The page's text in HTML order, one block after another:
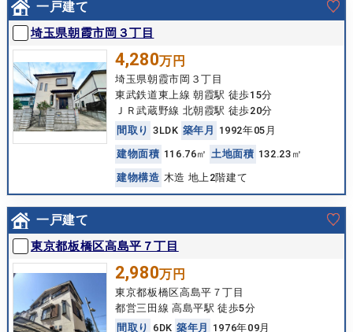
一戸建て
埼玉県朝霞市岡３丁目
4,280万円
埼玉県朝霞市岡３丁目
東武鉄道東上線 朝霞駅 徒歩15分
ＪＲ武蔵野線 北朝霞駅 徒歩20分
間 取 り 3LDK 築年 月
1992年05月
建物面積 116.76㎡ 土地面積 132.23㎡
建物構造 木造 地上2階建て
一戸建て
東京都板橋区高島平７丁目
2,980万円
東京都板橋区高島平７丁目
都営三田線 高島平駅 徒歩5分
間 取 り 6DK 築年月 1976年09月